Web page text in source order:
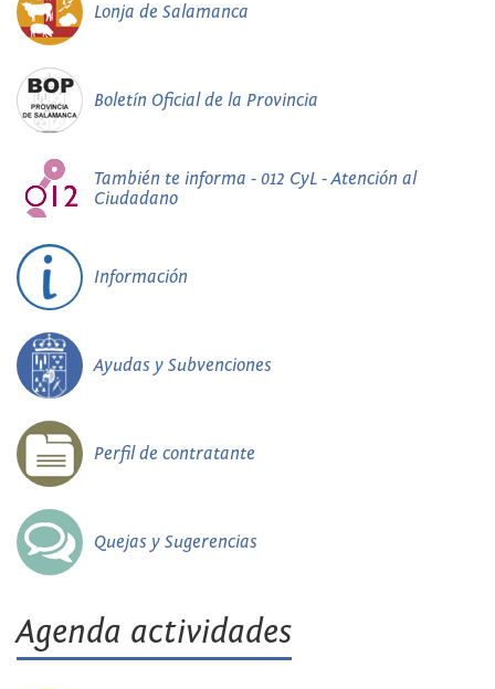
Lonja de Salamanca
Boletín Oficial de la Provincia
También te informa - 012 CyL - Atención al
Ciudadano
Información
Ayudas y Subvenciones
Perfil de contratante
Quejas y Sugerencias
Agenda actividades